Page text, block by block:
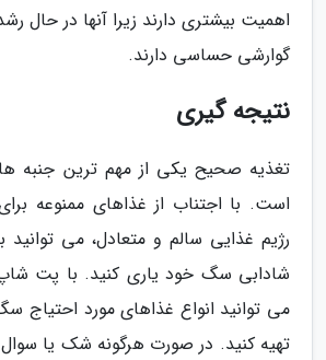
اهمیت بیشتری دارند زیرا آنها در حال
گوارشی حساسی دارند.
نتیجه گیری
تغذیه صحیح یکی از مهم ترین جنبه
است. با اجتناب از غذاهای ممنوعه
رژیم غذایی سالم و متعادل، می
شادابی سگ خود یاری کنید. با پت شاپ
می توانید انواع غذاهای مورد احتیاج
تهیه کنید. در صورت هرگونه شک یا